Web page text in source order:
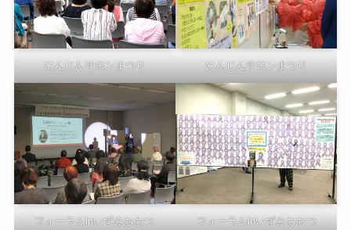
にんじんサロンまつり にんじんサロンまつり
フォーラムinいずみおおつ フォーラムinいずみおおつ